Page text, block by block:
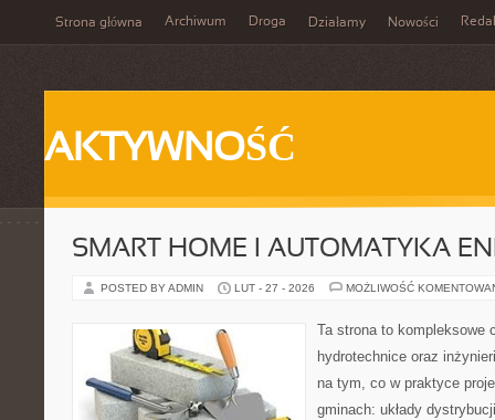
Strona główna Archiwum Droga Działamy Nowości
AKTYWNOŚĆ
SMART HOME I AUTOMATYKA
POSTED BY ADMIN LUT - 27 - 2026 MOŻLIWOŚĆ
Ta strona to kompleksowe
hydrotechnice oraz
na tym, co w praktyce
gminach: układy